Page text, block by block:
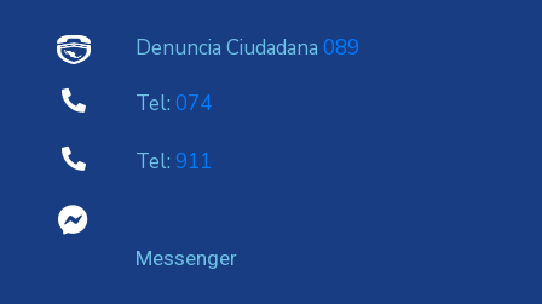
Denuncia Ciudadana 089
Tel: 074
Tel: 911
Messenger